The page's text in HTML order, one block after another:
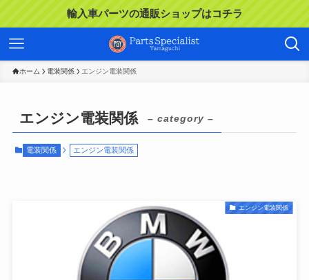
輸入車パーツの通販ショップはコチラ
ホーム 電装関係 エンジン電装関係
エンジン電装関係 – category –
電装関係 エンジン電装関係
エンジン電装関係